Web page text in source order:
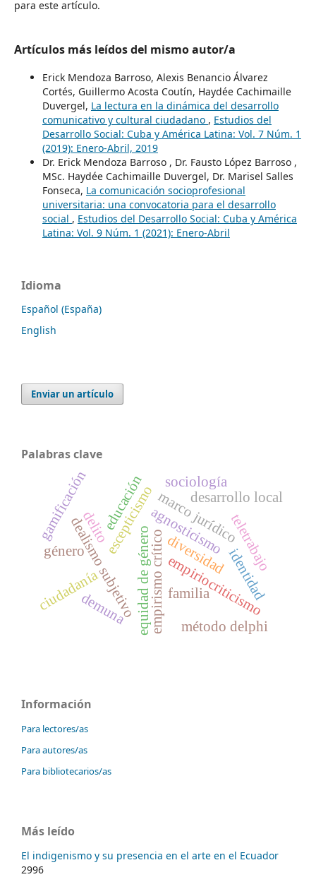
para este artículo.
Artículos más leídos del mismo autor/a
Erick Mendoza Barroso, Alexis Benancio Álvarez
Cortés, Guillermo Acosta Coutín, Haydée Cachimaille
Duvergel, La lectura en la dinámica del desarrollo
comunicativo y cultural ciudadano , Estudios del
Desarrollo Social: Cuba y América Latina: Vol. 7 Núm. 1
(2019): Enero-Abril, 2019
Dr. Erick Mendoza Barroso , Dr. Fausto López Barroso ,
MSc. Haydée Cachimaille Duvergel, Dr. Marisel Salles
Fonseca, La comunicación socioprofesional
universitaria: una convocatoria para el desarrollo
social , Estudios del Desarrollo Social: Cuba y América
Latina: Vol. 9 Núm. 1 (2021): Enero-Abril
Idioma
Español (España)
English
Enviar un artículo
Palabras clave
empiriocriticismo
empirismo crítico
dealismo subjetivo
escepticismoagnosticismo
marco jurídicoteletrabajo
desarrollo local
sociología
educación
familia
método delphi
ciudadanía equidad de género
gamificación
diversidadidentidad
género
demuna
delito
Información
Para lectores/as
Para autores/as
Para bibliotecarios/as
Más leído
El indigenismo y su presencia en el arte en el Ecuador
2996